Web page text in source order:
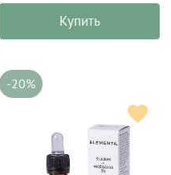
Купить
-20%